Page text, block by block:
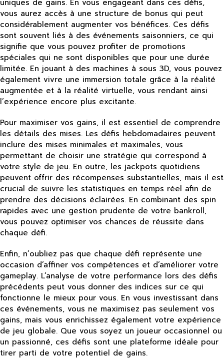
uniques de gains. En vous engageant dans ces défis,
vous aurez accès à une structure de bonus qui peut
considérablement augmenter vos bénéfices. Ces défis
sont souvent liés à des événements saisonniers, ce qui
signifie que vous pouvez profiter de promotions
spéciales qui ne sont disponibles que pour une durée
limitée. En jouant à des machines à sous 3D, vous pouvez
également vivre une immersion totale grâce à la réalité
augmentée et à la réalité virtuelle, vous rendant ainsi
l’expérience encore plus excitante.
Pour maximiser vos gains, il est essentiel de comprendre
les détails des mises. Les défis hebdomadaires peuvent
inclure des mises minimales et maximales, vous
permettant de choisir une stratégie qui correspond à
votre style de jeu. En outre, les jackpots quotidiens
peuvent offrir des récompenses substantielles, mais il est
crucial de suivre les statistiques en temps réel afin de
prendre des décisions éclairées. En combinant des spin
rapides avec une gestion prudente de votre bankroll,
vous pouvez optimiser vos chances de réussite dans
chaque défi.
Enfin, n’oubliez pas que chaque défi représente une
occasion d’affiner vos compétences et d’améliorer votre
gameplay. L’analyse de votre performance lors des défis
précédents peut vous donner des indices sur ce qui
fonctionne le mieux pour vous. En vous investissant dans
ces événements, vous ne maximisez pas seulement vos
gains, mais vous enrichissez également votre expérience
de jeu globale. Que vous soyez un joueur occasionnel ou
un passionné, ces défis sont une plateforme idéale pour
tirer parti de votre potentiel de gains.